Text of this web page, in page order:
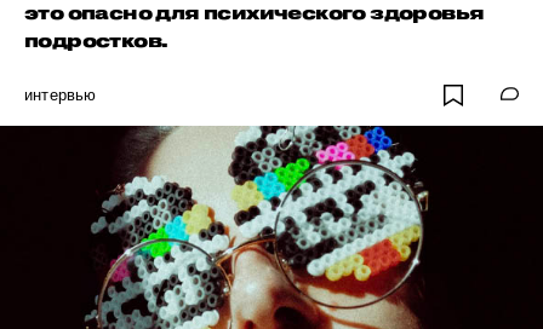
это опасно для психического здоровья
подростков.
интервью